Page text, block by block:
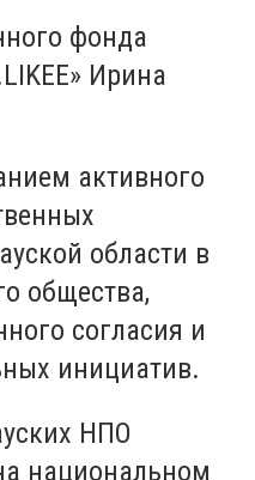
фонда
Ирина
активного
области в
общества,
согласия и
инициатив.
НПО
национальном